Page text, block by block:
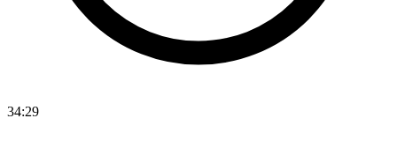
34:29